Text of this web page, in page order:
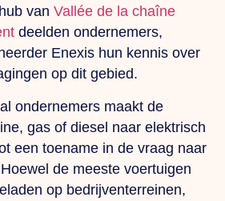
van Vallée de la chaîne
deelden ondernemers,
Enexis hun kennis over
op dit gebied.
ondernemers maakt de
gas of diesel naar elektrisch
een toename in de vraag naar
de meeste voertuigen
op bedrijventerreinen,